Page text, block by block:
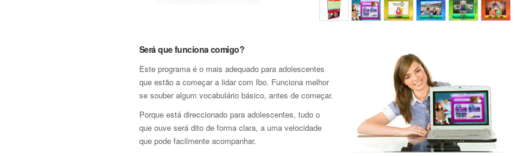
Será que funciona comigo?
Este programa é o mais adequado para adolescentes
que estão a começar a lidar com Ibo. Funciona melhor
se souber algum vocabulário básico, antes de começar.
Porque está direccionado para adolescentes, tudo o
que ouve será dito de forma clara, a uma velocidade
que pode facilmente acompanhar.